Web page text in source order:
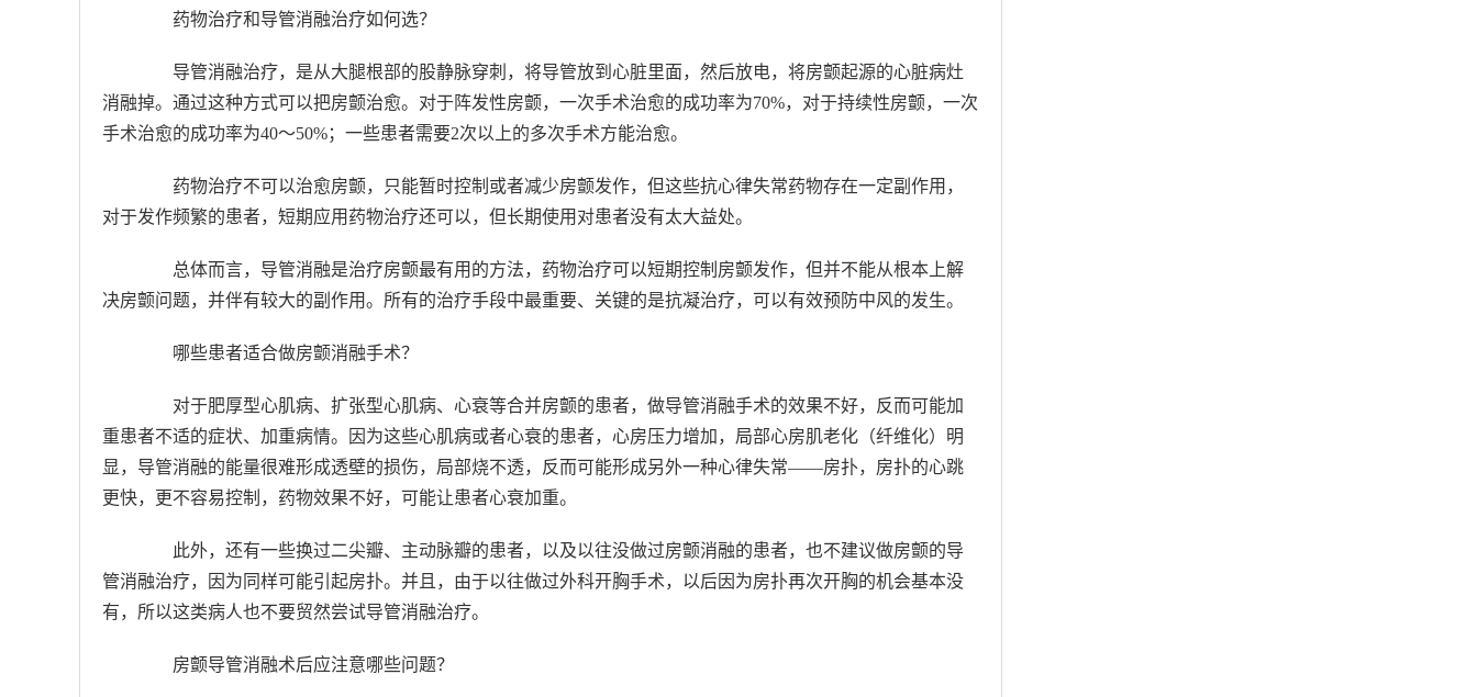
药物治疗和导管消融治疗如何选？
导管消融治疗，是从大腿根部的股静脉穿刺，将导管放到心脏里面，然后放电，将房颤起源的心脏病灶
消融掉。通过这种方式可以把房颤治愈。对于阵发性房颤，一次手术治愈的成功率为70%，对于持续性房颤，一次
手术治愈的成功率为40～50%；一些患者需要2次以上的多次手术方能治愈。
药物治疗不可以治愈房颤，只能暂时控制或者减少房颤发作，但这些抗心律失常药物存在一定副作用，
对于发作频繁的患者，短期应用药物治疗还可以，但长期使用对患者没有太大益处。
总体而言，导管消融是治疗房颤最有用的方法，药物治疗可以短期控制房颤发作，但并不能从根本上解
决房颤问题，并伴有较大的副作用。所有的治疗手段中最重要、关键的是抗凝治疗，可以有效预防中风的发生。
哪些患者适合做房颤消融手术？
对于肥厚型心肌病、扩张型心肌病、心衰等合并房颤的患者，做导管消融手术的效果不好，反而可能加
重患者不适的症状、加重病情。因为这些心肌病或者心衰的患者，心房压力增加，局部心房肌老化（纤维化）明
显，导管消融的能量很难形成透壁的损伤，局部烧不透，反而可能形成另外一种心律失常——房扑，房扑的心跳
更快，更不容易控制，药物效果不好，可能让患者心衰加重。
此外，还有一些换过二尖瓣、主动脉瓣的患者，以及以往没做过房颤消融的患者，也不建议做房颤的导
管消融治疗，因为同样可能引起房扑。并且，由于以往做过外科开胸手术，以后因为房扑再次开胸的机会基本没
有，所以这类病人也不要贸然尝试导管消融治疗。
房颤导管消融术后应注意哪些问题？